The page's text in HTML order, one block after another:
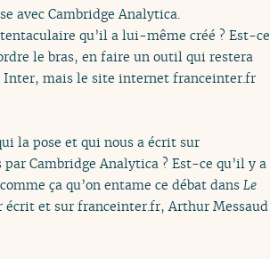
avec Cambridge Analytica.
qu’il a lui-même créé ? Est-ce
le bras, en faire un outil qui restera
Inter, mais le site internet franceinter.fr
la pose et qui nous a écrit sur
Cambridge Analytica ? Est-ce qu’il y a
ça qu’on entame ce débat dans Le
écrit et sur franceinter.fr, Arthur Messaud